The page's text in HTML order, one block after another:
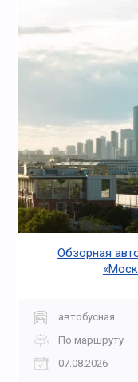
Обзорная
автобусная
По маршруту
07.08.2026